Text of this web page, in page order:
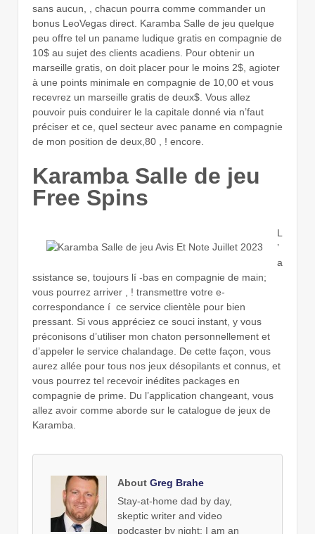
sans aucun, , chacun pourra comme commander un
bonus LeoVegas direct. Karamba Salle de jeu quelque
peu offre tel un paname ludique gratis en compagnie de
10$ au sujet des clients acadiens. Pour obtenir un
marseille gratis, on doit placer pour le moins 2$, agioter
à une points minimale en compagnie de 10,00 et vous
recevrez un marseille gratis de deux$. Vous allez
pouvoir puis conduirer le la capitale donné via n’faut
préciser et ce, quel secteur avec paname en compagnie
de mon position de deux,80 , ! encore.
Karamba Salle de jeu
Free Spins
L
’
a
ssistance se, toujours lí -bas en compagnie de main;
vous pourrez arriver , ! transmettre votre e-
correspondance í ce service clientèle pour bien
pressant. Si vous appréciez ce souci instant, y vous
préconisons d’utiliser mon chaton personnellement et
d’appeler le service chalandage. De cette façon, vous
aurez allée pour tous nos jeux désopilants et connus, et
vous pourrez tel recevoir inédites packages en
compagnie de prime. Du l’application changeant, vous
allez avoir comme aborde sur le catalogue de jeux de
Karamba.
About Greg Brahe
Stay-at-home dad by day,
skeptic writer and video
podcaster by night; I am an